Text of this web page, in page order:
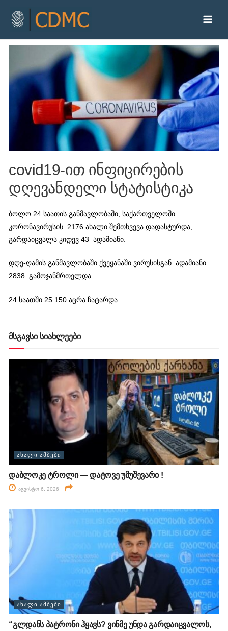
covid19-ით ინფიცირების
დღევანდელი სტატისტიკა
ბოლო 24 საათის განმავლობაში, საქართველოში
კორონავირუსის 2176 ახალი შემთხვევა დადასტურდა,
გარდაიცვალა კიდევ 43 ადამიანი.
დღე-ღამის განმავლობაში ქვეყანაში ვირუსისგან ადამიანი
2838 გამოჯანმრთელდა.
24 საათში 25 150 აცრა ჩატარდა.
მსგავსი სიახლეები
ᲐᲮᲐᲚᲘ ᲐᲛᲑᲔᲑᲘ
დაბლოკე ტროლი — დატოვე უმუშევარი !
აგვისტო 6, 2026
ᲐᲮᲐᲚᲘ ᲐᲛᲑᲔᲑᲘ
“გლდანს პატრონი ჰყავს? ვინმე უნდა გარდაიცვალოს,